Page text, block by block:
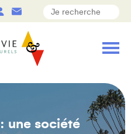
une société